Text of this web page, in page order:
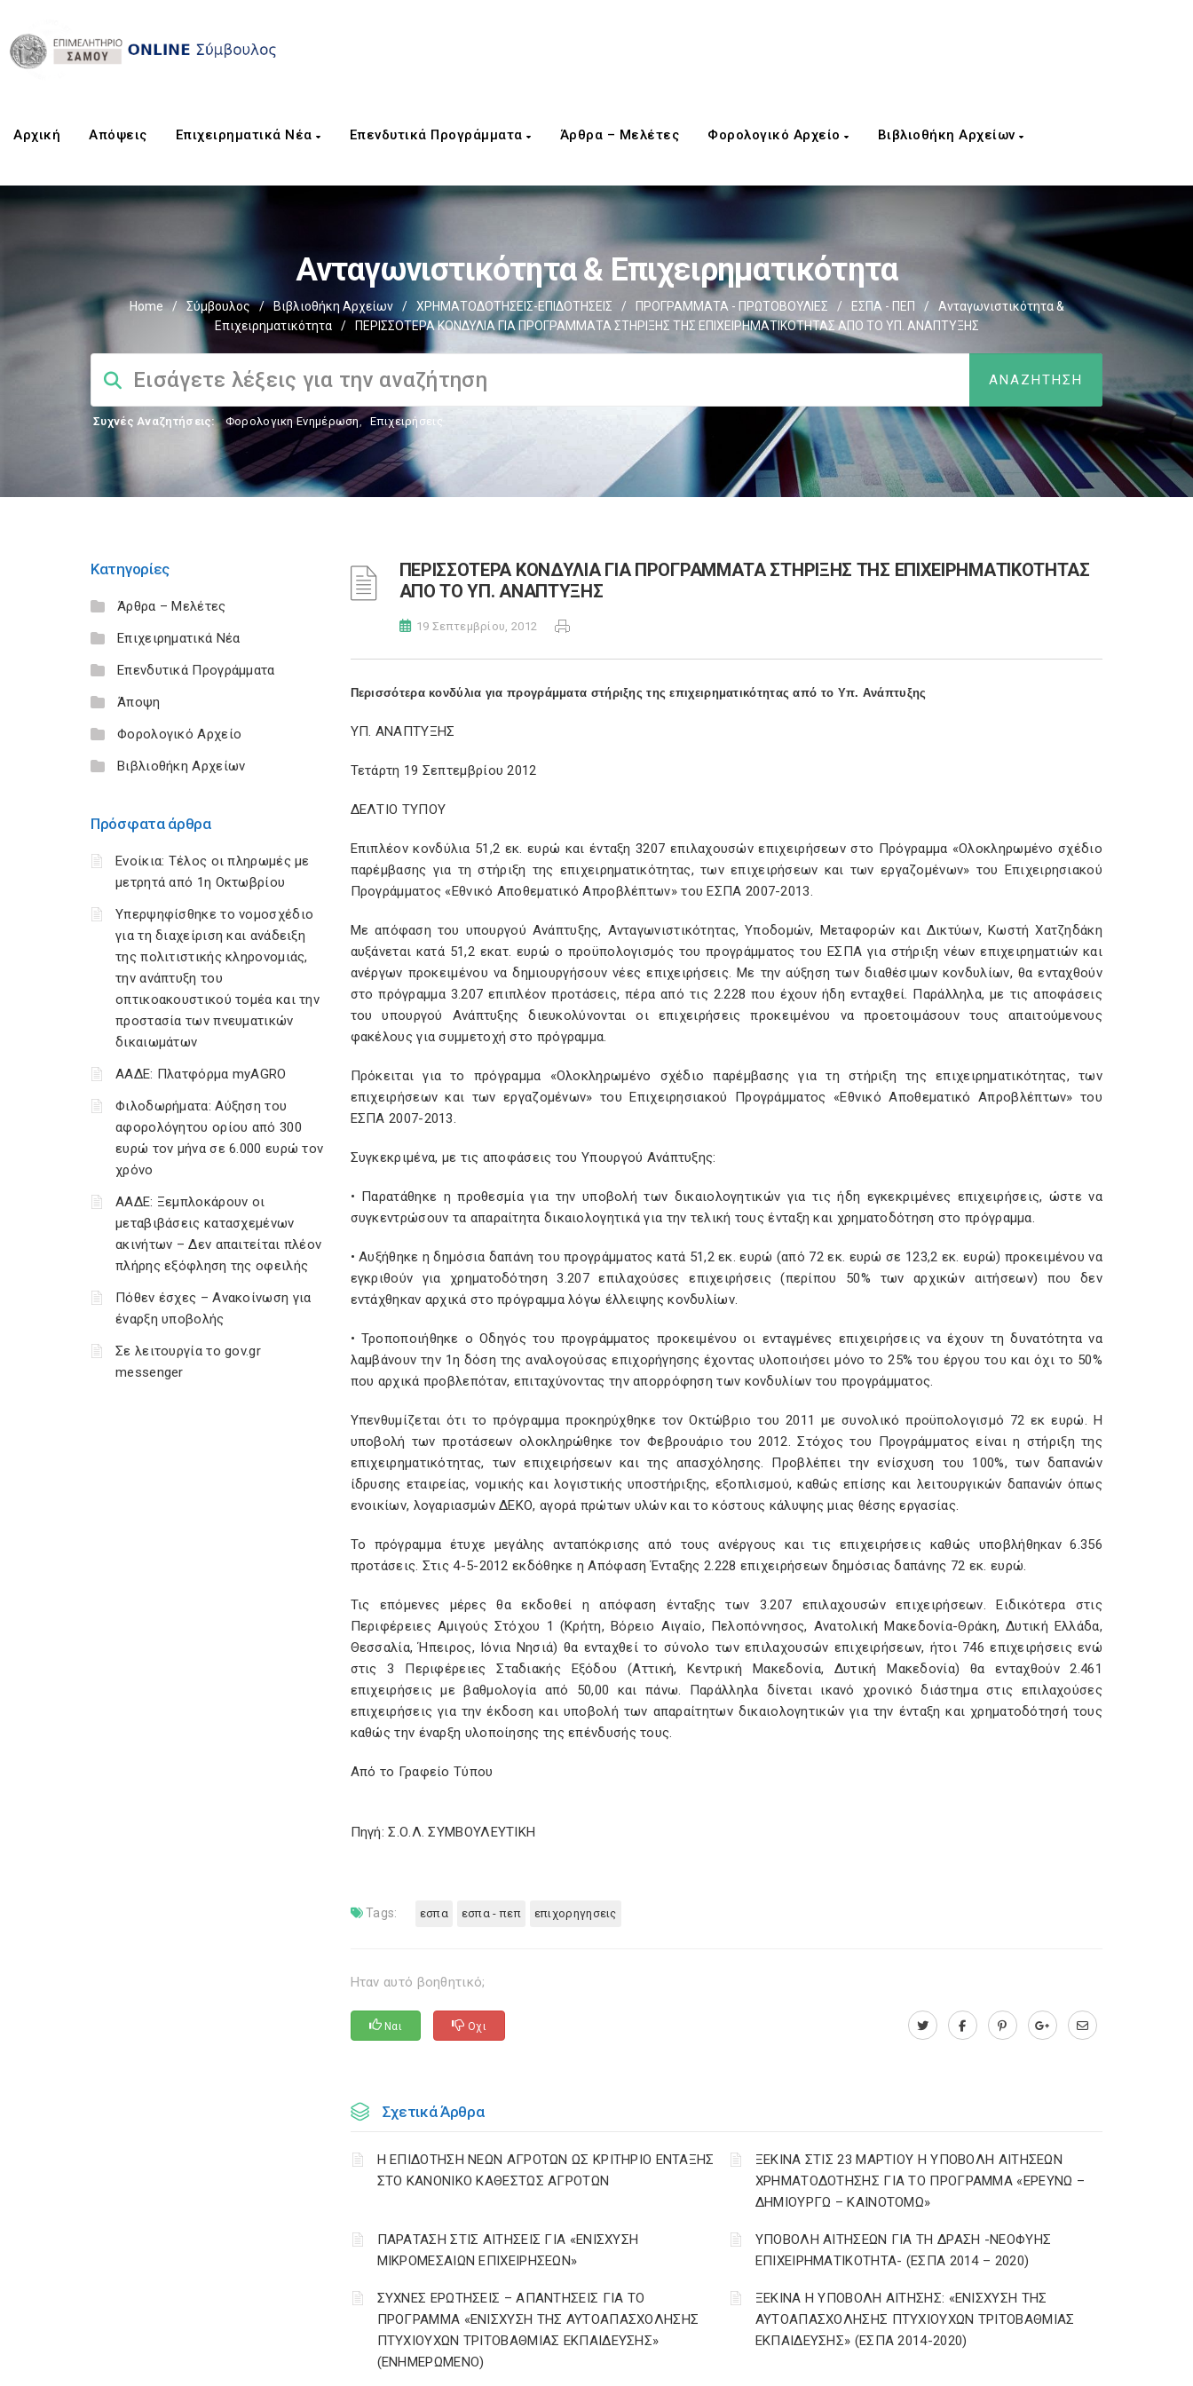
Αρχική Aπόψεις Επιχειρηματικά Νέα Επενδυτικά Προγράμματα Άρθρα – Μελέτες Φορολογικό Αρχείο Βιβλιοθήκη Αρχείων
Ανταγωνιστικότητα & Επιχειρηματικότητα
Home / Σύμβουλος / Βιβλιοθήκη Αρχείων / ΧΡΗΜΑΤΟΔΟΤΗΣΕΙΣ-ΕΠΙΔΟΤΗΣΕΙΣ / ΠΡΟΓΡΑΜΜΑΤΑ - ΠΡΩΤΟΒΟΥΛΙΕΣ / ΕΣΠΑ - ΠΕΠ /
Ανταγωνιστικότητα &
Επιχειρηματικότητα
/ ΠΕΡΙΣΣΟΤΕΡΑ ΚΟΝΔΥΛΙΑ ΓΙΑ ΠΡΟΓΡΑΜΜΑΤΑ ΣΤΗΡΙΞΗΣ ΤΗΣ ΕΠΙΧΕΙΡΗΜΑΤΙΚΟΤΗΤΑΣ ΑΠΟ ΤΟ ΥΠ. ΑΝΑΠΤΥΞΗΣ
Συχνές Αναζητήσεις: Φορολογικη Ενημέρωση, Επιχειρήσεις
Κατηγορίες
Άρθρα – Μελέτες
Επιχειρηματικά Νέα
Επενδυτικά Προγράμματα
Άποψη
Φορολογικό Αρχείο
Βιβλιοθήκη Αρχείων
Πρόσφατα άρθρα
Ενοίκια: Τέλος οι πληρωμές με
μετρητά από 1η Οκτωβρίου
Υπερψηφίσθηκε το νομοσχέδιο
για τη διαχείριση και ανάδειξη
της πολιτιστικής κληρονομιάς,
την ανάπτυξη του
οπτικοακουστικού τομέα και την
προστασία των πνευματικών
δικαιωμάτων
ΑΑΔΕ: Πλατφόρμα myAGRO
Φιλοδωρήματα: Αύξηση του
αφορολόγητου ορίου από 300
ευρώ τον μήνα σε 6.000 ευρώ τον
χρόνο
ΑΑΔΕ: Ξεμπλοκάρουν οι
μεταβιβάσεις κατασχεμένων
ακινήτων – Δεν απαιτείται πλέον
πλήρης εξόφληση της οφειλής
Πόθεν έσχες – Ανακοίνωση για
έναρξη υποβολής
Σε λειτουργία το gov.gr
messenger
ΠΕΡΙΣΣΟΤΕΡΑ ΚΟΝΔΥΛΙΑ ΓΙΑ ΠΡΟΓΡΑΜΜΑΤΑ ΣΤΗΡΙΞΗΣ ΤΗΣ ΕΠΙΧΕΙΡΗΜΑΤΙΚΟΤΗΤΑΣ
ΑΠΟ ΤΟ ΥΠ. ΑΝΑΠΤΥΞΗΣ
19 Σεπτεμβρίου, 2012
Περισσότερα κονδύλια για προγράμματα στήριξης της επιχειρηματικότητας από το Υπ. Ανάπτυξης
ΥΠ. ΑΝΑΠΤΥΞΗΣ
Τετάρτη 19 Σεπτεμβρίου 2012
ΔΕΛΤΙΟ ΤΥΠΟΥ
Επιπλέον κονδύλια 51,2 εκ. ευρώ και ένταξη 3207 επιλαχουσών επιχειρήσεων στο Πρόγραμμα «Ολοκληρωμένο σχέδιο
παρέμβασης για τη στήριξη της επιχειρηματικότητας, των επιχειρήσεων και των εργαζομένων» του Επιχειρησιακού
Προγράμματος «Εθνικό Αποθεματικό Απροβλέπτων» του ΕΣΠΑ 2007-2013.
Με απόφαση του υπουργού Ανάπτυξης, Ανταγωνιστικότητας, Υποδομών, Μεταφορών και Δικτύων, Κωστή Χατζηδάκη
αυξάνεται κατά 51,2 εκατ. ευρώ ο προϋπολογισμός του προγράμματος του ΕΣΠΑ για στήριξη νέων επιχειρηματιών και
ανέργων προκειμένου να δημιουργήσουν νέες επιχειρήσεις. Με την αύξηση των διαθέσιμων κονδυλίων, θα ενταχθούν
στο πρόγραμμα 3.207 επιπλέον προτάσεις, πέρα από τις 2.228 που έχουν ήδη ενταχθεί. Παράλληλα, με τις αποφάσεις
του υπουργού Ανάπτυξης διευκολύνονται οι επιχειρήσεις προκειμένου να προετοιμάσουν τους απαιτούμενους
φακέλους για συμμετοχή στο πρόγραμμα.
Πρόκειται για το πρόγραμμα «Ολοκληρωμένο σχέδιο παρέμβασης για τη στήριξη της επιχειρηματικότητας, των
επιχειρήσεων και των εργαζομένων» του Επιχειρησιακού Προγράμματος «Εθνικό Αποθεματικό Απροβλέπτων» του
ΕΣΠΑ 2007-2013.
Συγκεκριμένα, με τις αποφάσεις του Υπουργού Ανάπτυξης:
• Παρατάθηκε η προθεσμία για την υποβολή των δικαιολογητικών για τις ήδη εγκεκριμένες επιχειρήσεις, ώστε να
συγκεντρώσουν τα απαραίτητα δικαιολογητικά για την τελική τους ένταξη και χρηματοδότηση στο πρόγραμμα.
• Αυξήθηκε η δημόσια δαπάνη του προγράμματος κατά 51,2 εκ. ευρώ (από 72 εκ. ευρώ σε 123,2 εκ. ευρώ) προκειμένου να
εγκριθούν για χρηματοδότηση 3.207 επιλαχούσες επιχειρήσεις (περίπου 50% των αρχικών αιτήσεων) που δεν
εντάχθηκαν αρχικά στο πρόγραμμα λόγω έλλειψης κονδυλίων.
• Τροποποιήθηκε ο Οδηγός του προγράμματος προκειμένου οι ενταγμένες επιχειρήσεις να έχουν τη δυνατότητα να
λαμβάνουν την 1η δόση της αναλογούσας επιχορήγησης έχοντας υλοποιήσει μόνο το 25% του έργου του και όχι το 50%
που αρχικά προβλεπόταν, επιταχύνοντας την απορρόφηση των κονδυλίων του προγράμματος.
Υπενθυμίζεται ότι το πρόγραμμα προκηρύχθηκε τον Οκτώβριο του 2011 με συνολικό προϋπολογισμό 72 εκ ευρώ. Η
υποβολή των προτάσεων ολοκληρώθηκε τον Φεβρουάριο του 2012. Στόχος του Προγράμματος είναι η στήριξη της
επιχειρηματικότητας, των επιχειρήσεων και της απασχόλησης. Προβλέπει την ενίσχυση του 100%, των δαπανών
ίδρυσης εταιρείας, νομικής και λογιστικής υποστήριξης, εξοπλισμού, καθώς επίσης και λειτουργικών δαπανών όπως
ενοικίων, λογαριασμών ΔΕΚΟ, αγορά πρώτων υλών και το κόστους κάλυψης μιας θέσης εργασίας.
Το πρόγραμμα έτυχε μεγάλης ανταπόκρισης από τους ανέργους και τις επιχειρήσεις καθώς υποβλήθηκαν 6.356
προτάσεις. Στις 4-5-2012 εκδόθηκε η Απόφαση Ένταξης 2.228 επιχειρήσεων δημόσιας δαπάνης 72 εκ. ευρώ.
Τις επόμενες μέρες θα εκδοθεί η απόφαση ένταξης των 3.207 επιλαχουσών επιχειρήσεων. Ειδικότερα στις
Περιφέρειες Αμιγούς Στόχου 1 (Κρήτη, Βόρειο Αιγαίο, Πελοπόννησος, Ανατολική Μακεδονία-Θράκη, Δυτική Ελλάδα,
Θεσσαλία, Ήπειρος, Ιόνια Νησιά) θα ενταχθεί το σύνολο των επιλαχουσών επιχειρήσεων, ήτοι 746 επιχειρήσεις ενώ
στις 3 Περιφέρειες Σταδιακής Εξόδου (Αττική, Κεντρική Μακεδονία, Δυτική Μακεδονία) θα ενταχθούν 2.461
επιχειρήσεις με βαθμολογία από 50,00 και πάνω. Παράλληλα δίνεται ικανό χρονικό διάστημα στις επιλαχούσες
επιχειρήσεις για την έκδοση και υποβολή των απαραίτητων δικαιολογητικών για την ένταξη και χρηματοδότησή τους
καθώς την έναρξη υλοποίησης της επένδυσής τους.
Από το Γραφείο Τύπου
Πηγή: Σ.Ο.Λ. ΣΥΜΒΟΥΛΕΥΤΙΚΗ
Tags: εσπα εσπα - πεπ επιχορηγησεις
Ηταν αυτό βοηθητικό;
Ναι Οχι
Σχετικά Άρθρα
Η ΕΠΙΔΟΤΗΣΗ ΝΕΩΝ ΑΓΡΟΤΩΝ ΩΣ ΚΡΙΤΗΡΙΟ ΕΝΤΑΞΗΣ
ΣΤΟ ΚΑΝΟΝΙΚΟ ΚΑΘΕΣΤΩΣ ΑΓΡΟΤΩΝ
ΞΕΚΙΝΑ ΣΤΙΣ 23 ΜΑΡΤΙΟΥ Η ΥΠΟΒΟΛΗ ΑΙΤΗΣΕΩΝ
ΧΡΗΜΑΤΟΔΟΤΗΣΗΣ ΓΙΑ ΤΟ ΠΡΟΓΡΑΜΜΑ «ΕΡΕΥΝΩ –
ΔΗΜΙΟΥΡΓΩ – ΚΑΙΝΟΤΟΜΩ»
ΠΑΡΑΤΑΣΗ ΣΤΙΣ ΑΙΤΗΣΕΙΣ ΓΙΑ «ΕΝΙΣΧΥΣΗ
ΜΙΚΡΟΜΕΣΑΙΩΝ ΕΠΙΧΕΙΡΗΣΕΩΝ»
ΥΠΟΒΟΛΗ ΑΙΤΗΣΕΩΝ ΓΙΑ ΤΗ ΔΡΑΣΗ -ΝΕΟΦΥΗΣ
ΕΠΙΧΕΙΡΗΜΑΤΙΚΟΤΗΤΑ- (ΕΣΠΑ 2014 – 2020)
ΣΥΧΝΕΣ ΕΡΩΤΗΣΕΙΣ – ΑΠΑΝΤΗΣΕΙΣ ΓΙΑ ΤΟ
ΠΡΟΓΡΑΜΜΑ «ΕΝΙΣΧΥΣΗ ΤΗΣ ΑΥΤΟΑΠΑΣΧΟΛΗΣΗΣ
ΠΤΥΧΙΟΥΧΩΝ ΤΡΙΤΟΒΑΘΜΙΑΣ ΕΚΠΑΙΔΕΥΣΗΣ»
(ΕΝΗΜΕΡΩΜΕΝΟ)
ΞΕΚΙΝΑ Η ΥΠΟΒΟΛΗ ΑΙΤΗΣΗΣ: «ΕΝΙΣΧΥΣΗ ΤΗΣ
ΑΥΤΟΑΠΑΣΧΟΛΗΣΗΣ ΠΤΥΧΙΟΥΧΩΝ ΤΡΙΤΟΒΑΘΜΙΑΣ
ΕΚΠΑΙΔΕΥΣΗΣ» (ΕΣΠΑ 2014-2020)